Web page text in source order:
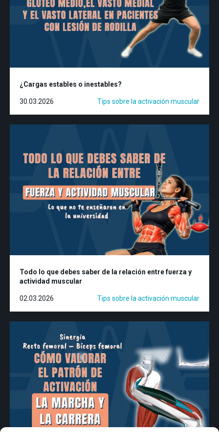
¿Cargas estables o inestables?
30.03.2026 Tips sobre la activación muscular
Todo lo que debes saber de la relación entre fuerza y
actividad muscular
02.03.2026 Tips sobre la activación muscular